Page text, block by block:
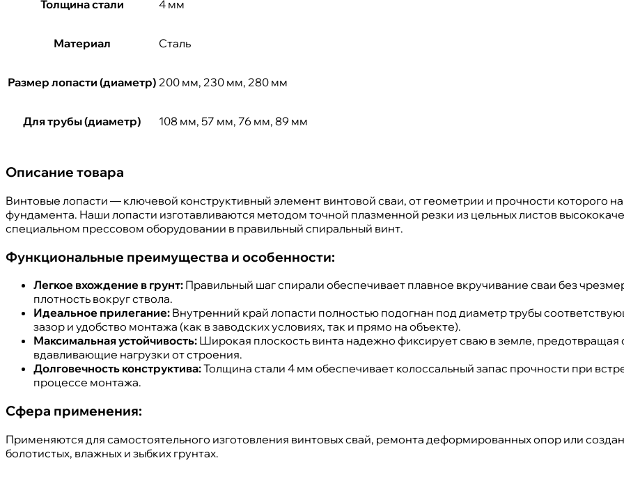
Толщина стали 4 мм
Материал Сталь
Размер лопасти (диаметр) 200 мм, 230 мм, 280 мм
Для трубы (диаметр) 108 мм, 57 мм, 76 мм, 89 мм
Описание товара
Винтовые лопасти — ключевой конструктивный элемент винтовой сваи, от геометрии и прочности которого
фундамента. Наши лопасти изготавливаются методом точной плазменной резки из цельных листов
специальном прессовом оборудовании в правильный спиральный винт.
Функциональные преимущества и особенности:
Легкое вхождение в грунт: Правильный шаг спирали обеспечивает плавное вкручивание сваи без
плотность вокруг ствола.
Идеальное прилегание: Внутренний край лопасти полностью подогнан под диаметр трубы
зазор и удобство монтажа (как в заводских условиях, так и прямо на объекте).
Максимальная устойчивость: Широкая плоскость винта надежно фиксирует сваю в земле,
вдавливающие нагрузки от строения.
Долговечность конструктива:Толщина стали 4 мм обеспечивает колоссальный запас прочности при
процессе монтажа.
Сфера применения:
Применяются для самостоятельного изготовления винтовых свай, ремонта деформированных опор или
болотистых, влажных и зыбких грунтах.